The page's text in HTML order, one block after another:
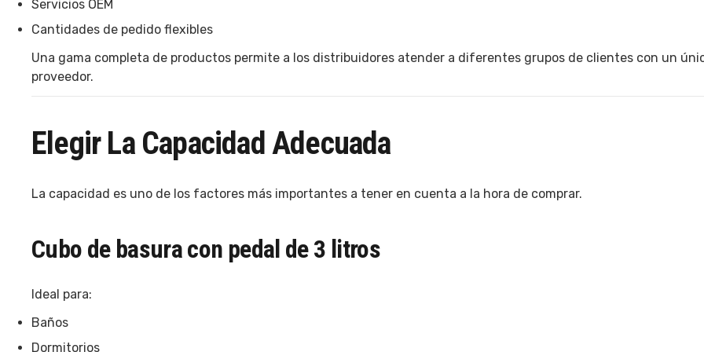
Servicios OEM
Cantidades de pedido flexibles
Una gama completa de productos permite a los distribuidores atender a diferentes grupos de clientes con un
proveedor.
Elegir La Capacidad Adecuada
La capacidad es uno de los factores más importantes a tener en cuenta a la hora de comprar.
Cubo de basura con pedal de 3 litros
Ideal para:
Baños
Dormitorios